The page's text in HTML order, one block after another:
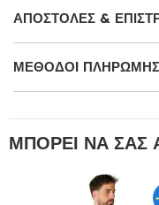
ΑΠΟΣΤΟΛΈΣ &
ΜΕΘΌΔΟΙ ΠΛΗΡΩΜΉΣ
ΜΠΟΡΕΊ ΝΑ ΣΑΣ